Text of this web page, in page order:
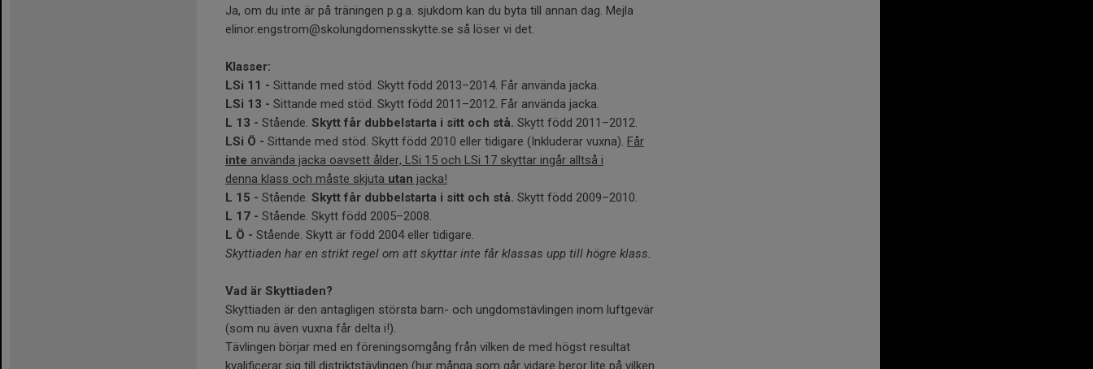
Ja, om du inte är på träningen p.g.a. sjukdom kan du byta till annan dag. Mejla
elinor.engstrom@skolungdomensskytte.se så löser vi det.
Klasser:
LSi 11 - Sittande med stöd. Skytt född 2013–2014. Får använda jacka.
LSi 13 - Sittande med stöd. Skytt född 2011–2012. Får använda jacka.
L 13 - Stående. Skytt får dubbelstarta i sitt och stå. Skytt född 2011–2012.
LSi Ö - Sittande med stöd. Skytt född 2010 eller tidigare (Inkluderar vuxna). Får
inte använda jacka oavsett ålder, LSi 15 och LSi 17 skyttar ingår alltså i
denna klass och måste skjuta utan jacka!
L 15 - Stående. Skytt får dubbelstarta i sitt och stå. Skytt född 2009–2010.
L 17 - Stående. Skytt född 2005–2008.
L Ö - Stående. Skytt är född 2004 eller tidigare.
Skyttiaden har en strikt regel om att skyttar inte får klassas upp till högre klass.
Vad är Skyttiaden?
Skyttiaden är den antagligen största barn- och ungdomstävlingen inom luftgevär
(som nu även vuxna får delta i!).
Tävlingen börjar med en föreningsomgång från vilken de med högst resultat
kvalificerar sig till distriktstävlingen (hur många som går vidare beror lite på vilken